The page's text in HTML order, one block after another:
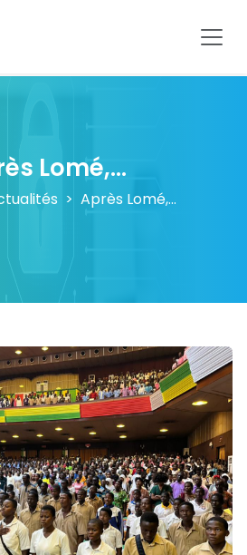
Lomé,...
Après Lomé,...